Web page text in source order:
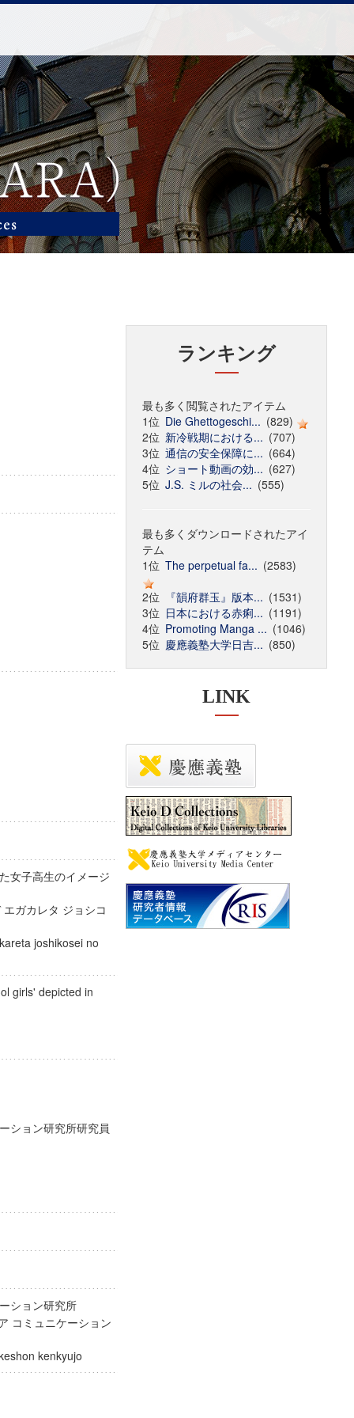
女子高生のイメージ
エガカレタ ジョシコ
joshikosei no
girls' depicted in
ション研究所研究員
ション研究所
コミュニケーション
kenkyujo
ランキング
最も多く閲覧されたアイテム
1位 Die Ghettogeschi... (829)
2位 新冷戦期における... (707)
3位 通信の安全保障に... (664)
4位 ショート動画の効... (627)
5位 J.S. ミルの社会... (555)
最も多くダウンロードされたアイ
テム
1位 The perpetual fa... (2583)
2位
『韻府群玉』版本... (1531)
3位 日本における赤痢... (1191)
4位 Promoting Manga ... (1046)
5位 慶應義塾大学日吉... (850)
LINK